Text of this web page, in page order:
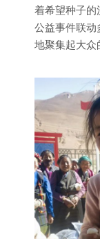
着希望种子的
公益事件联动
地聚集起大众